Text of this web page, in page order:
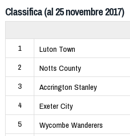
Classifica (al 25 novembre 2017)
1
Luton Town
2
Notts County
3
Accrington Stanley
4
Exeter City
5
Wycombe Wanderers